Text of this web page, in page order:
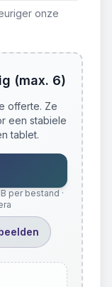
onze
(max. 6)
offerte. Ze
een stabiele
tablet.
per bestand ·